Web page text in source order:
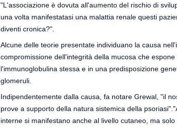
"L'associazione è dovuta all'aumento del rischio di
una volta manifestatasi una malattia renale questi
diventi cronica?".
Alcune delle teorie presentate individuano la causa
compromissione dell'integrità della mucosa che
l'immunoglobulina stessa e in una predisposizione
glomeruli.
Indipendentemente dalla causa, fa notare Grewal, "il
prove a supporto della natura sistemica della
interne si manifestano anche al livello cutaneo, ma